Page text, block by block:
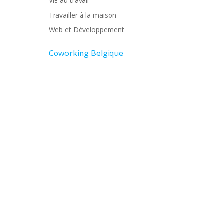
Travailler à la maison
Web et Développement
Coworking Belgique